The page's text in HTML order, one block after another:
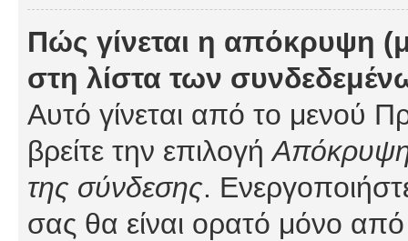
Πώς γίνεται η απόκρυψη
στη λίστα των
Αυτό γίνεται από το μενού
βρείτε την επιλογήΑπόκρυψη
της σύνδεσης.
σας θα είναι ορατό μόνο από